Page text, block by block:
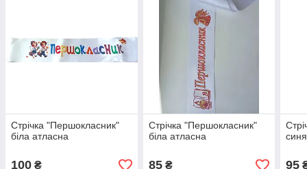
Стрічка "Першокласник"
біла атласна
100 ₴
Стрічка "Першокласник"
біла атласна
85₴ 95